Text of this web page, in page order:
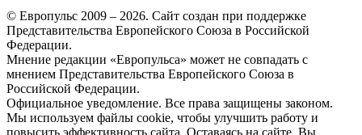
© Европульс 2009 – 2026. Сайт создан при поддержке
Представительства Европейского Союза в Российской
Федерации.
Мнение редакции «Европульса» может не совпадать с
мнением Представительства Европейского Союза в
Российской Федерации.
Официальное уведомление. Все права защищены законом.
Мы используем файлы cookie, чтобы улучшить работу и
повысить эффективность сайта. Оставаясь на сайте, Вы